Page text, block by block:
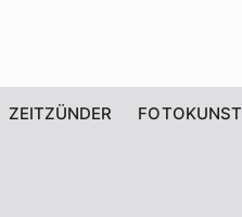
ZEITZÜNDER FOTOKUNST